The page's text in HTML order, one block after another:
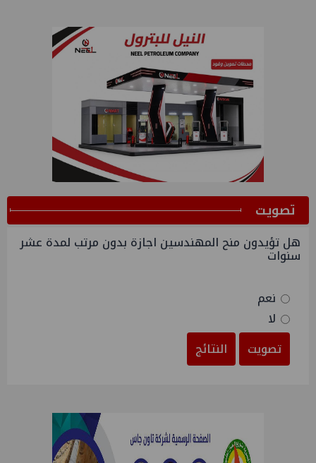
ﺗﺼﻮﻳﺖ
هل تؤيدون منح المهندسين اجازة بدون مرتب لمدة عشر
سنوات
نعم
لا
تصويت
النتائج